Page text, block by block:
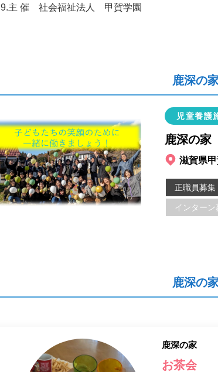
9.主 催 社会福祉法人 甲賀学園
鹿深の
児童養護
鹿深の家
滋賀県
正職員募集
インターン
鹿深の
鹿深の家
お茶会